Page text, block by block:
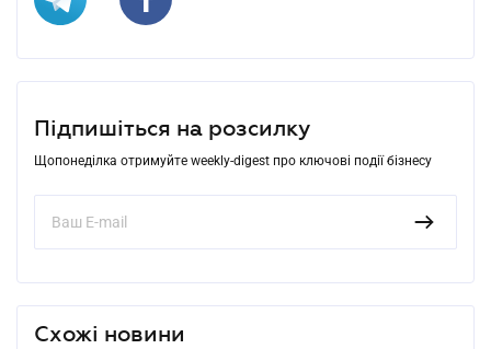
Підпишіться на розсилку
Щопонеділка отримуйте weekly-digest про ключові події бізнесу
Схожі новини